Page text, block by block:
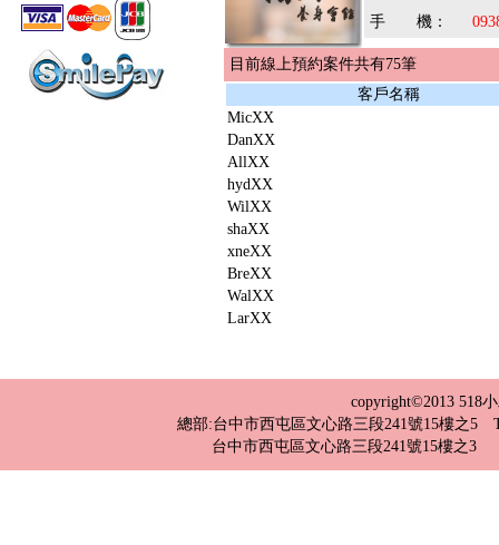
手 機：
目前線上預約案件共有75筆
客戶名稱
MicXX
DanXX
AllXX
hydXX
WilXX
shaXX
xneXX
BreXX
WalXX
LarXX
copyright©2013
總部:台中市西屯區文心路三段241號15樓之5
台中市西屯區文心路三段241號15樓之3